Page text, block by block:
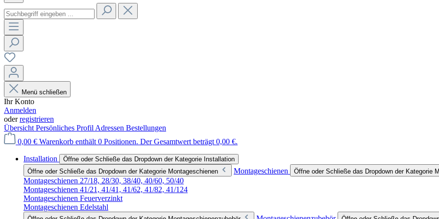
Menü schließen
Ihr Konto
Anmelden
oderregistrieren
Übersicht Persönliches Profil Adressen Bestellungen
0,00 € Warenkorb enthält 0 Positionen. Der Gesamtwert beträgt 0,00 €.
Installation
Öffne oder Schließe das Dropdown der Kategorie Installation
Öffne oder Schließe das Dropdown der Kategorie Montageschienen
Montageschienen Öffne oder Schließe das Dropdown der Kategorie
Montageschienen 27/18, 28/30, 38/40, 40/60, 50/40
Montageschienen 41/21, 41/41, 41/62, 41/82, 41/124
Montageschienen Feuerverzinkt
Montageschienen Edelstahl